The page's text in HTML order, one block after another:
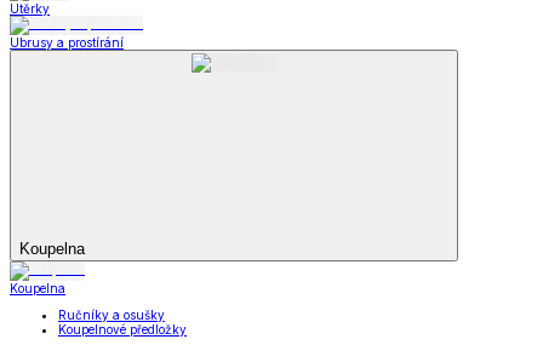
Utěrky
Ubrusy a prostírání
Koupelna
Koupelna
Ručníky a osušky
Koupelnové předložky